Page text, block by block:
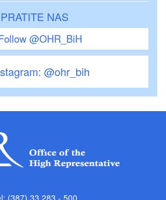
PRATITE NAS
@OHR_BiH
@ohr_bih
(387) 33 283 - 500